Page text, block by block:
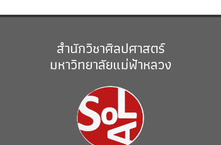
สำนักวิชาศิลปศาสตร์
มหาวิทยาลัยแม่ฟ้าหลวง